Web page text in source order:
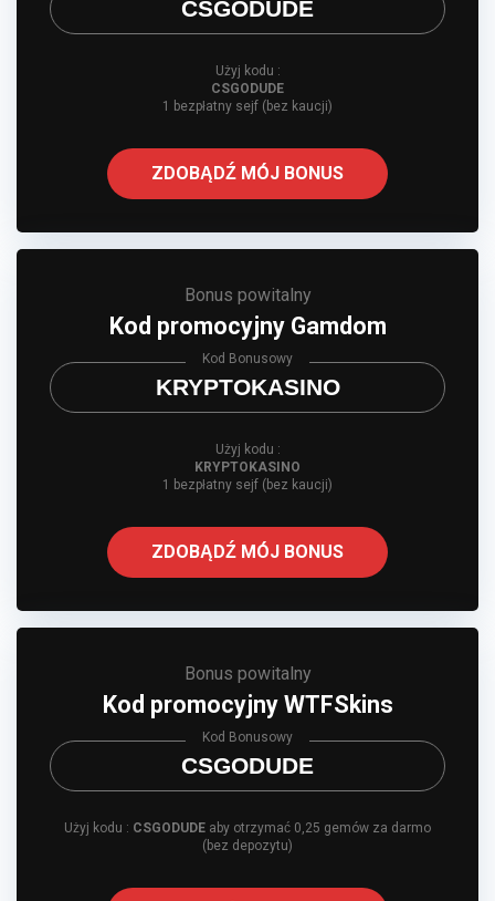
CSGODUDE
Użyj kodu :
CSGODUDE
1 bezpłatny sejf (bez kaucji)
ZDOBĄDŹ MÓJ BONUS
Bonus powitalny
Kod promocyjny Gamdom
KRYPTOKASINO
Kod Bonusowy
Użyj kodu :
KRYPTOKASINO
1 bezpłatny sejf (bez kaucji)
ZDOBĄDŹ MÓJ BONUS
Bonus powitalny
Kod promocyjny WTFSkins
CSGODUDE
Kod Bonusowy
Użyj kodu : CSGODUDE aby otrzymać 0,25 gemów za darmo
(bez depozytu)